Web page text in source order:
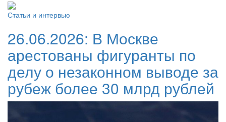
Статьи и интервью
26.06.2026: В Москве
арестованы фигуранты по
делу о незаконном выводе за
рубеж более 30 млрд рублей